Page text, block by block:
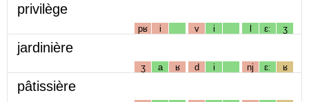
privilège
pʁ i v i l ɛː ʒ
jardinière
ʒ a ʁ d i nj ɛː ʁ
pâtissière